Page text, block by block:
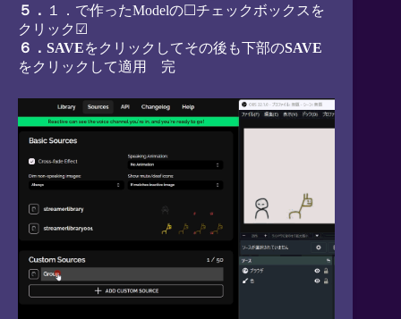
５． １．で作ったModelの☐チェックボックスを
クリック☑
６．SAVEをクリックしてその後も下部のSAVE
をクリックして適用 完